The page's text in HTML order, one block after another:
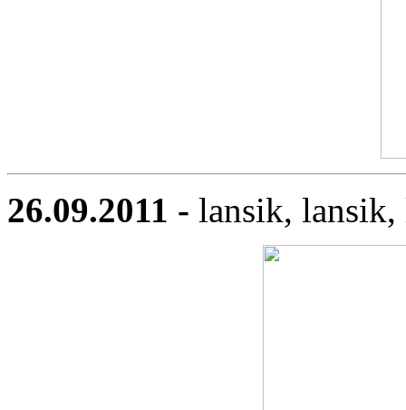
26.09.2011 - lansik,